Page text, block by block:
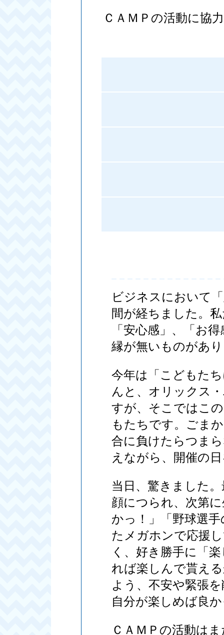
ＣＡＭＰの活動に協
ビジネスにおいて
間が経ちました。
「安心感」、「お
縁が無いものがあ
今年は「こどもた
んと、オリックス
すが、そこではこ
もたちです。ごま
合に負けたらつま
えながら、開催の日
当日、驚きました
顔につられ、次第
かっ！」「野球選
たメガホンで応援
く、好き勝手に「
れば楽しんで貰え
よう、不安や緊張
自分が楽しめば良
ＣＡＭＰの活動は